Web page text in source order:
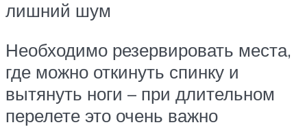
лишний шум
Необходимо резервировать места,
где можно откинуть спинку и
вытянуть ноги – при длительном
перелете это очень важно